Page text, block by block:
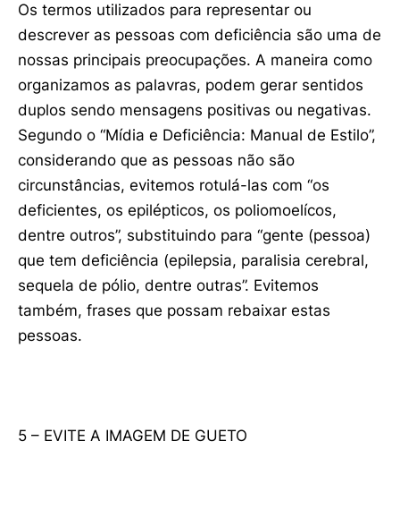
Os termos utilizados para representar ou
descrever as pessoas com deficiência são uma de
nossas principais preocupações. A maneira como
organizamos as palavras, podem gerar sentidos
duplos sendo mensagens positivas ou negativas.
Segundo o “Mídia e Deficiência: Manual de Estilo”,
considerando que as pessoas não são
circunstâncias, evitemos rotulá-las com “os
deficientes, os epilépticos, os poliomoelícos,
dentre outros”, substituindo para “gente (pessoa)
que tem deficiência (epilepsia, paralisia cerebral,
sequela de pólio, dentre outras”. Evitemos
também, frases que possam rebaixar estas
pessoas.
5 – EVITE A IMAGEM DE GUETO